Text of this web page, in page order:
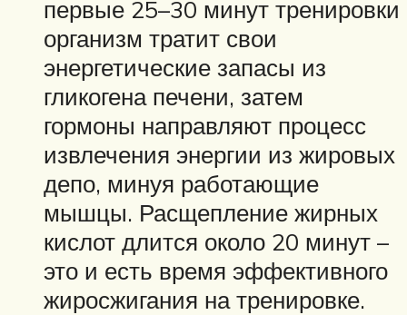
первые 25–30 минут тренировки
организм тратит свои
энергетические запасы из
гликогена печени, затем
гормоны направляют процесс
извлечения энергии из жировых
депо, минуя работающие
мышцы. Расщепление жирных
кислот длится около 20 минут –
это и есть время эффективного
жиросжигания на тренировке.